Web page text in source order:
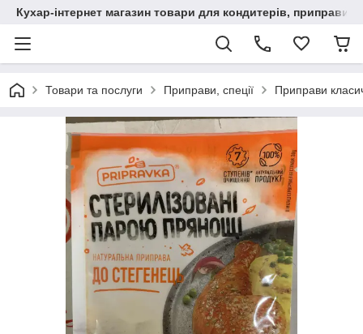
Кухар-інтернет магазин товари для кондитерів, приправи,
Товари та послуги Приправи, спеції Приправи